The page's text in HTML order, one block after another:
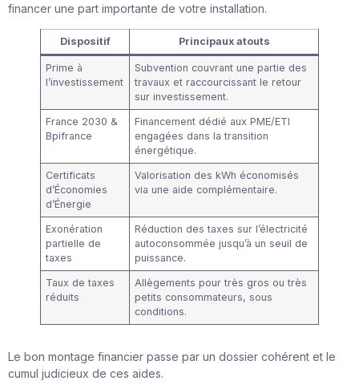
financer une part importante de votre installation.
Dispositif Principaux atouts
Prime à
l’investissement
Subvention couvrant une partie des
travaux et raccourcissant le retour
sur investissement.
France 2030 &
Bpifrance
Financement dédié aux PME/ETI
engagées dans la transition
énergétique.
Certificats
d’Économies
d’Énergie
Valorisation des kWh économisés
via une aide complémentaire.
Exonération
partielle de
taxes
Réduction des taxes sur l’électricité
autoconsommée jusqu’à un seuil de
puissance.
Taux de taxes
réduits
Allègements pour très gros ou très
petits consommateurs, sous
conditions.
Le bon montage financier passe par un dossier cohérent et le
cumul judicieux de ces aides.